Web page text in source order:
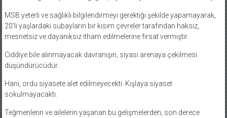
MSB yeterli ve sağlıklı bilgilendirmeyi gerektiği şekilde yapamayarak,
20’li yaşlardaki subayların bir kısım çevreler tarafından haksız,
mesnetsiz ve dayanıksız itham edilmelerine fırsat vermiştir.
Ciddiye bile alınmayacak davranışın, siyasi arenaya çekilmesi
düşündürücüdür.
Hani, ordu siyasete alet edilmeyecekti. Kışlaya siyaset
sokulmayacaktı.
Teğmenlerin ve ailelerin yaşanan bu gelişmelerden, son derece